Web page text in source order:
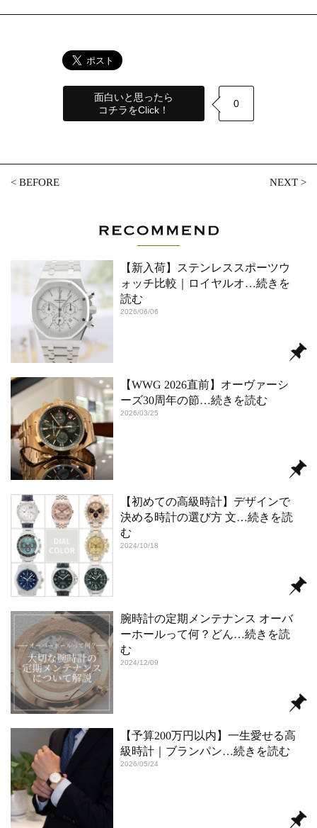
面白いと思ったら
コチラをClick！
0
<BEFORE NEXT>
【新入荷】ステンレススポーツウ
ォッチ比較｜ロイヤルオ…続きを
読む
2026/06/06
【WWG 2026直前】オーヴァーシ
ーズ30周年の節…続きを読む
2026/03/25
【初めての高級時計】デザインで
決める時計の選び方 文…続きを読
む
2024/10/18
腕時計の定期メンテナンス オーバ
ーホールって何？どん…続きを読
む
2024/12/09
【予算200万円以内】一生愛せる高
級時計｜ブランパン…続きを読む
2026/05/24